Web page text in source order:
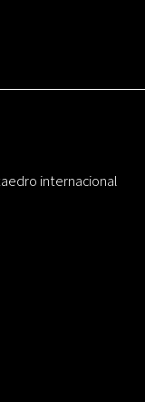
internacional